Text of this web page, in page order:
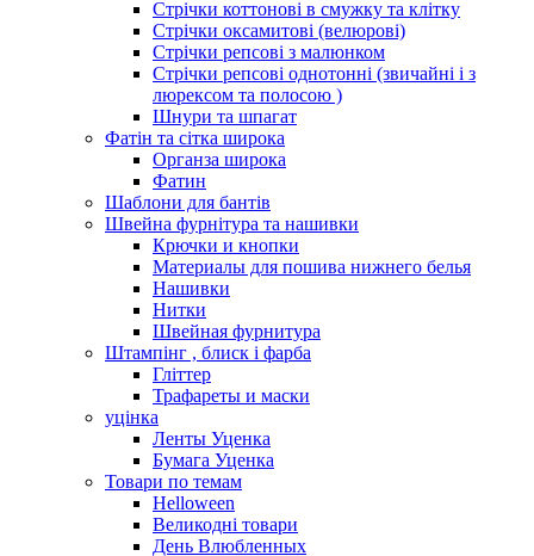
Стрічки коттонові в смужку та клітку
Стрічки оксамитові (велюрові)
Стрічки репсові з малюнком
Стрічки репсові однотонні (звичайні і з
люрексом та полосою )
Шнури та шпагат
Фатін та сітка широка
Органза широка
Фатин
Шаблони для бантів
Швейна фурнітура та нашивки
Крючки и кнопки
Материалы для пошива нижнего белья
Нашивки
Нитки
Швейная фурнитура
Штампінг , блиск і фарба
Гліттер
Трафареты и маски
уцінка
Ленты Уценка
Бумага Уценка
Товари по темам
Helloween
Великодні товари
День Влюбленных